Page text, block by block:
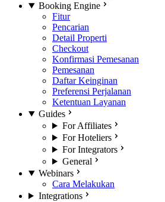
Booking Engine
Fitur
Pencarian
Detail Properti
Checkout
Konfirmasi Pemesanan
Pemesanan
Daftar Keinginan
Preferensi Perjalanan
Ketentuan Layanan
Guides
For Affiliates
For Hoteliers
For Integrators
General
Webinars
Cara Melakukan
Integrations